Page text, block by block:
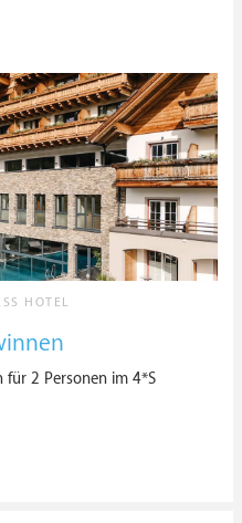
HOTEL
für 2 Personen im 4*S